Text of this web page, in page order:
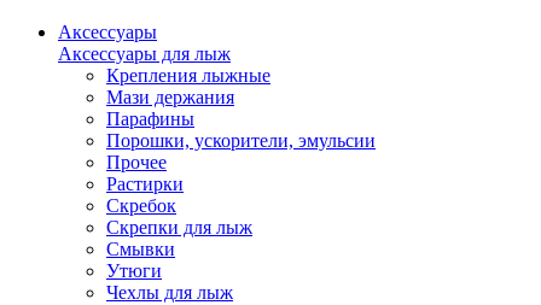
Аксессуары
Аксессуары для лыж
Крепления лыжные
Мази держания
Парафины
Порошки, ускорители, эмульсии
Прочее
Растирки
Скребок
Скрепки для лыж
Смывки
Утюги
Чехлы для лыж